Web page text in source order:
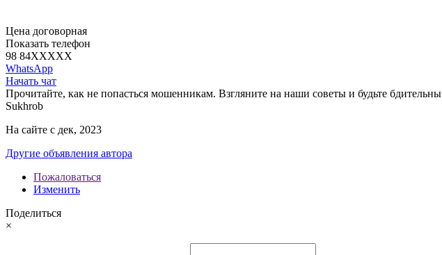
Цена договорная
Показать телефон
98 84XXXXX
WhatsApp
Начать чат
Прочитайте, как не попасться мошенникам. Взгляните на наши советы и будьте бдительны
Sukhrob
На сайте с дек, 2023
Другие объявления автора
Пожаловаться
Изменить
Поделиться
×